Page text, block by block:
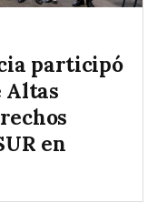
participó
Altas
en